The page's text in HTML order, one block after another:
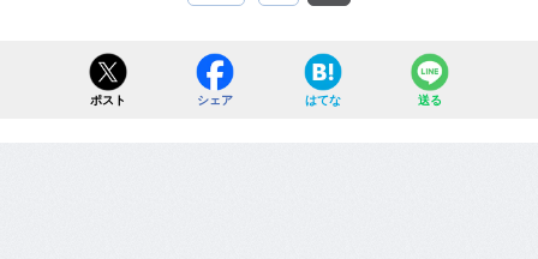
ポスト シェア はてな 送る